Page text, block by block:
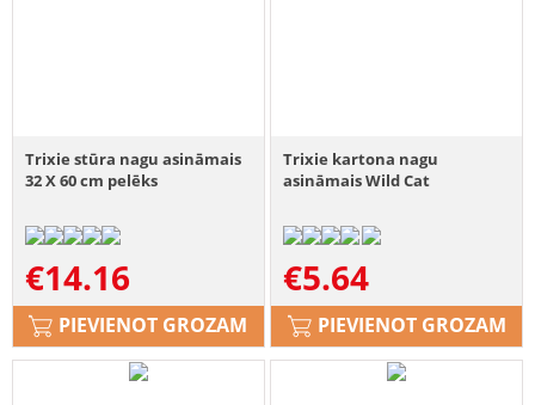
Trixie stūra nagu asināmais
32 X 60 cm pelēks
€14.16
PIEVIENOT GROZAM
Trixie kartona nagu
asināmais Wild Cat
€5.64
PIEVIENOT GROZAM